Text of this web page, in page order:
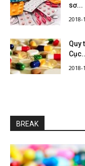
sơ...
2018-
Quy
2018-
BREAK